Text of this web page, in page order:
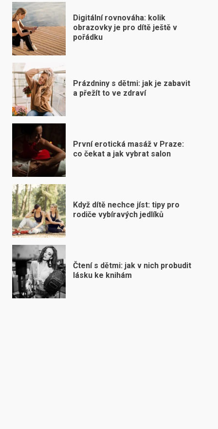
Digitální rovnováha: kolik
obrazovky je pro dítě ještě v
pořádku
Prázdniny s dětmi: jak je zabavit
a přežít to ve zdraví
První erotická masáž v Praze:
co čekat a jak vybrat salon
Když dítě nechce jíst: tipy pro
rodiče vybíravých jedlíků
Čtení s dětmi: jak v nich probudit
lásku ke knihám